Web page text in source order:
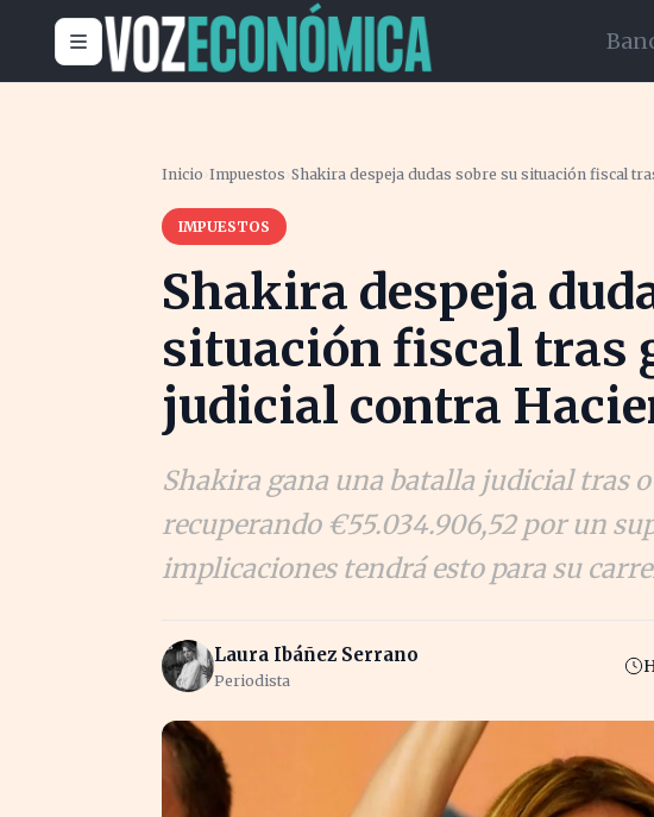
Inicio ›Impuestos ›Shakira despeja dudas sobre su situación fiscal
IMPUESTOS
Shakira despeja
situación fiscal tras
judicial contra
Shakira gana una batalla judicial tras
recuperando €55.034.906,52 por un
implicaciones tendrá esto para su
Laura Ibáñez Serrano
Periodista